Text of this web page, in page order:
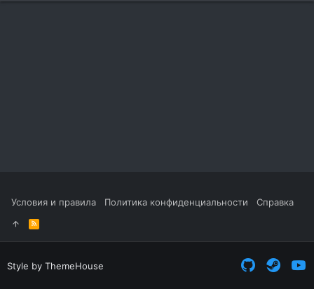
Условия и правила Политика конфиденциальности Справка
R
S
S
Style by ThemeHouse